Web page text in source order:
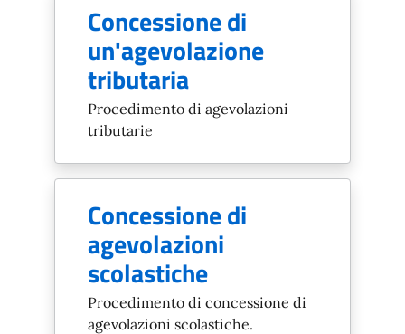
Concessione di
un'agevolazione
tributaria
Procedimento di agevolazioni
tributarie
Concessione di
agevolazioni
scolastiche
Procedimento di concessione di
agevolazioni scolastiche.